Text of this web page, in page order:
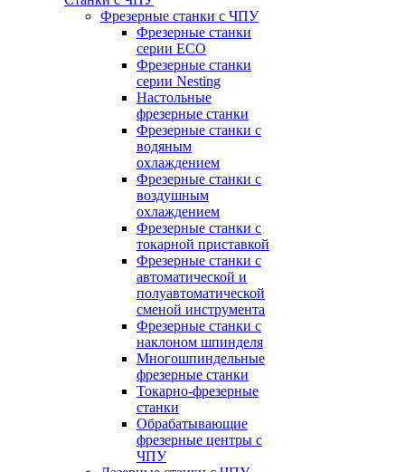
Фрезерные станки с ЧПУ
Фрезерные станки
серии ECO
Фрезерные станки
серии Nesting
Настольные
фрезерные станки
Фрезерные станки с
водяным
охлаждением
Фрезерные станки с
воздушным
охлаждением
Фрезерные станки с
токарной приставкой
Фрезерные станки с
автоматической и
полуавтоматической
сменой инструмента
Фрезерные станки с
наклоном шпинделя
Многошпиндельные
фрезерные станки
Токарно-фрезерные
станки
Обрабатывающие
фрезерные центры с
ЧПУ